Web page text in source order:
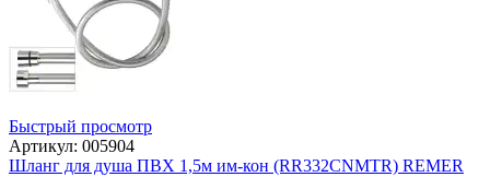
Быстрый просмотр
Артикул: 005904
Шланг для душа ПВХ 1,5м им-кон (RR332CNMTR) REMER